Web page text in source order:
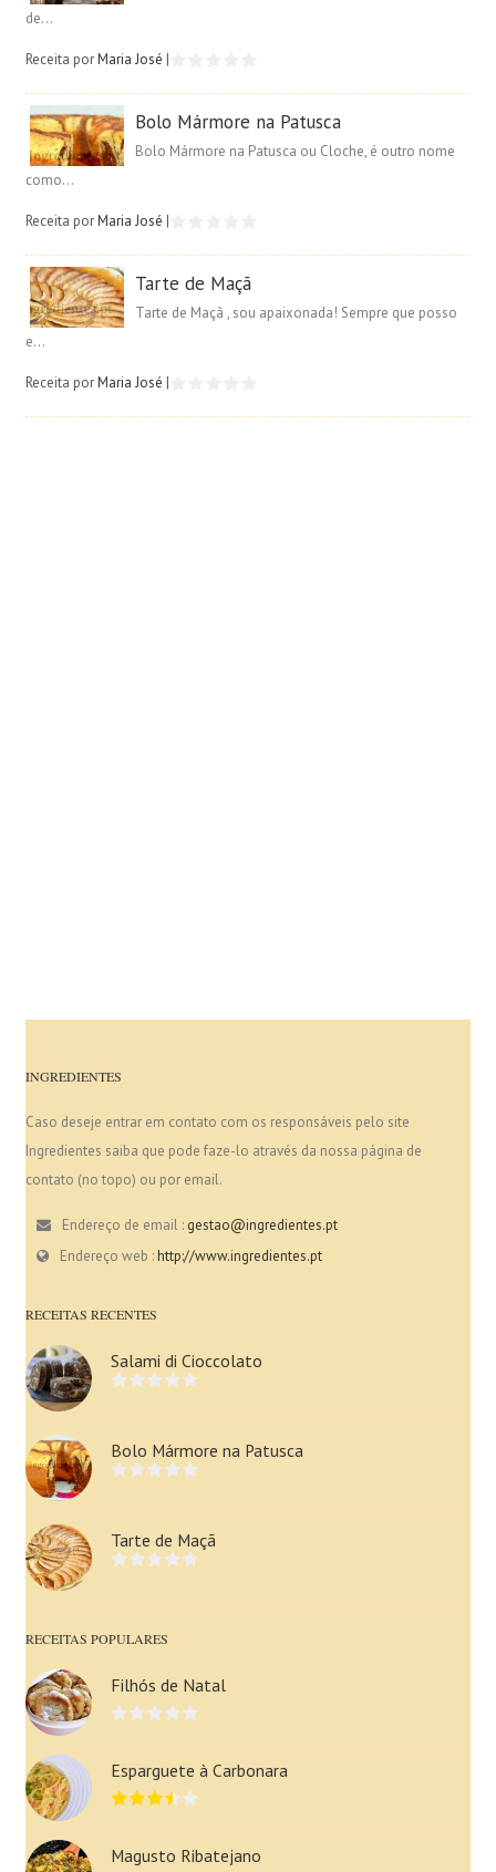
de...
Receita porMaria José |
Bolo Mármore na Patusca
Bolo Mármore na Patusca ou Cloche, é outro nome
como...
Receita porMaria José |
Tarte de Maçã
Tarte de Maçã , sou apaixonada! Sempre que posso
e...
Receita porMaria José |
INGREDIENTES
Caso deseje entrar em contato com os responsáveis pelo site
Ingredientes saiba que pode faze-lo através da nossa página de
contato (no topo) ou por email.
Endereço de email : gestao@ingredientes.pt
Endereço web :http://www.ingredientes.pt
RECEITAS RECENTES
Salami di Cioccolato
Bolo Mármore na Patusca
Tarte de Maçã
RECEITAS POPULARES
Filhós de Natal
Esparguete à Carbonara
Magusto Ribatejano